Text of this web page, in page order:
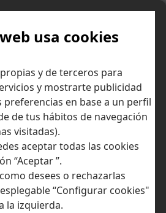
usa cookies
y de terceros para
y mostrarte publicidad
preferencias en base a un perfil
de tus hábitos de navegación
visitadas).
aceptar todas las cookies
“Aceptar ”.
desees o rechazarlas
“Configurar cookies"
la izquierda.
10 películas de bolsa que no